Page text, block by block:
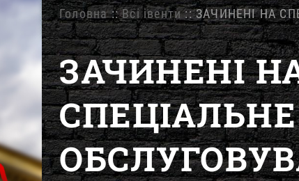
Головна::Всі івенти:: ЗАЧИНЕНІ НА
ЗАЧИНЕНІ
СПЕЦІАЛЬНЕ